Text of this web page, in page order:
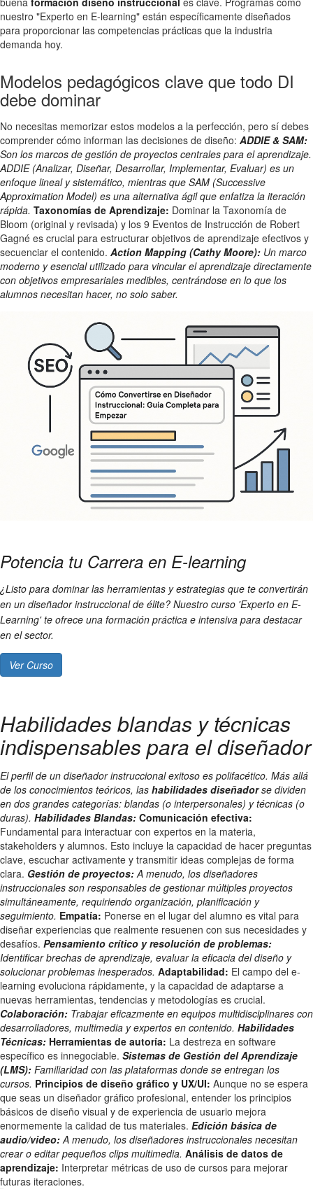
nuestro "Experto en E-learning" están específicamente diseñados
para proporcionar las competencias prácticas que la industria
demanda hoy.
Modelos pedagógicos clave que todo DI
debe dominar
No necesitas memorizar estos modelos a la perfección, pero sí debes
comprender cómo informan las decisiones de diseño: ADDIE & SAM:
Son los marcos de gestión de proyectos centrales para el aprendizaje.
ADDIE (Analizar, Diseñar, Desarrollar, Implementar, Evaluar) es un
enfoque lineal y sistemático, mientras que SAM (Successive
Approximation Model) es una alternativa ágil que enfatiza la iteración
rápida. Taxonomías de Aprendizaje: Dominar la Taxonomía de
Bloom (original y revisada) y los 9 Eventos de Instrucción de Robert
Gagné es crucial para estructurar objetivos de aprendizaje efectivos y
secuenciar el contenido. Action Mapping (Cathy Moore): Un marco
moderno y esencial utilizado para vincular el aprendizaje directamente
con objetivos empresariales medibles, centrándose en lo que los
alumnos necesitan hacer, no solo saber.
Potencia tu Carrera en E-learning
¿Listo para dominar las herramientas y estrategias que te convertirán
en un diseñador instruccional de élite? Nuestro curso 'Experto en E-
Learning' te ofrece una formación práctica e intensiva para destacar
en el sector.
Ver Curso
Habilidades blandas y técnicas
indispensables para el diseñador
El perfil de un diseñador instruccional exitoso es polifacético. Más allá
de los conocimientos teóricos, las habilidades diseñadorse dividen
en dos grandes categorías: blandas (o interpersonales) y técnicas (o
duras). Habilidades Blandas: Comunicación efectiva:
Fundamental para interactuar con expertos en la materia,
stakeholders y alumnos. Esto incluye la capacidad de hacer preguntas
clave, escuchar activamente y transmitir ideas complejas de forma
clara. Gestión de proyectos: A menudo, los diseñadores
instruccionales son responsables de gestionar múltiples proyectos
simultáneamente, requiriendo organización, planificación y
seguimiento. Empatía: Ponerse en el lugar del alumno es vital para
diseñar experiencias que realmente resuenen con sus necesidades y
desafíos. Pensamiento crítico y resolución de problemas:
Identificar brechas de aprendizaje, evaluar la eficacia del diseño y
solucionar problemas inesperados. Adaptabilidad: El campo del e-
learning evoluciona rápidamente, y la capacidad de adaptarse a
nuevas herramientas, tendencias y metodologías es crucial.
Colaboración: Trabajar eficazmente en equipos multidisciplinares con
desarrolladores, multimedia y expertos en contenido. Habilidades
Técnicas: Herramientas de autoría: La destreza en software
específico es innegociable. Sistemas de Gestión del Aprendizaje
(LMS): Familiaridad con las plataformas donde se entregan los
cursos. Principios de diseño gráfico y UX/UI: Aunque no se espera
que seas un diseñador gráfico profesional, entender los principios
básicos de diseño visual y de experiencia de usuario mejora
enormemente la calidad de tus materiales. Edición básica de
audio/video: A menudo, los diseñadores instruccionales necesitan
crear o editar pequeños clips multimedia. Análisis de datos de
aprendizaje: Interpretar métricas de uso de cursos para mejorar
futuras iteraciones.